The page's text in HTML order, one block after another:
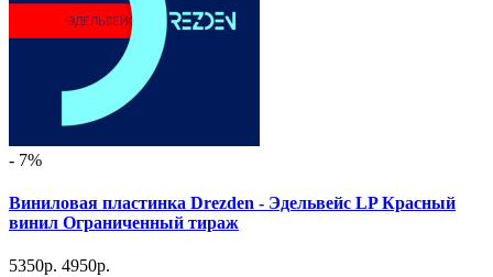
- 7%
Виниловая пластинка Drezden - Эдельвейс LP Красный
винил Ограниченный тираж
5350р. 4950р.